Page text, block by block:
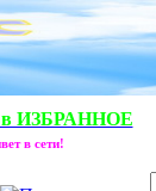
в ИЗБРАННОЕ
в сети!